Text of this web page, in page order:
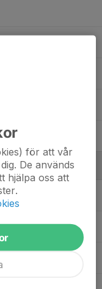
för att vår
De används
hjälpa oss att